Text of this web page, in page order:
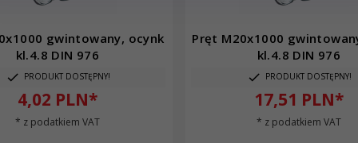
gwintowany, ocynk
kl.4.8 DIN 976
PRODUKT DOSTĘPNY!
4,02 PLN*
* z podatkiem VAT
Pręt M20x1000
kl.4.8 DIN 976
PRODUKT DOSTĘPNY!
17,51 PLN*
* z podatkiem VAT